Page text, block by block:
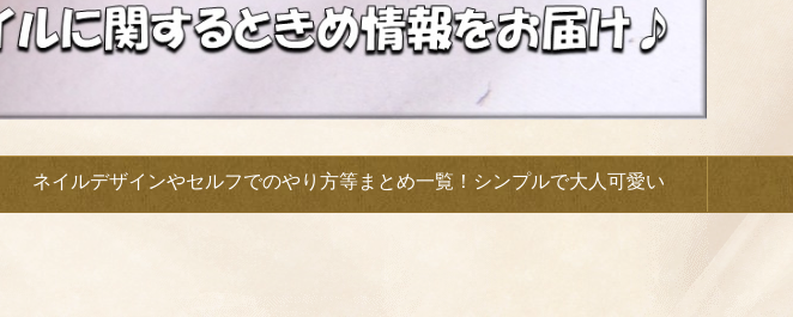
ネイルデザインやセルフでのやり方等まとめ一覧！シンプルで大人可愛い